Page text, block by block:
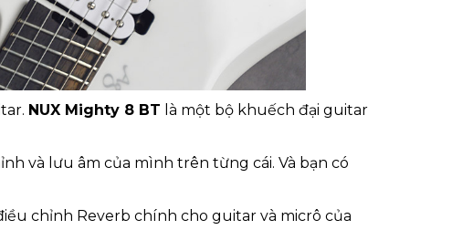
NUX Mighty 8 BT là một bộ khuếch đại guitar
và lưu âm của mình trên từng cái. Và bạn có
chỉnh Reverb chính cho guitar và micrô của